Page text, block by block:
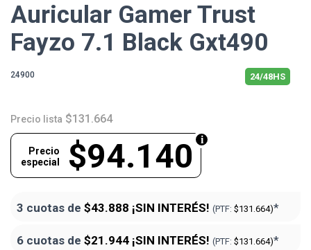
Auricular Gamer Trust
Fayzo 7.1 Black Gxt490
24900 24/48HS
Precio lista $131.664
$94.140
Precio
especial
3 cuotas de $43.888 ¡SIN INTERÉS! (PTF: $131.664)*
6 cuotas de $21.944 ¡SIN INTERÉS! (PTF: $131.664)*